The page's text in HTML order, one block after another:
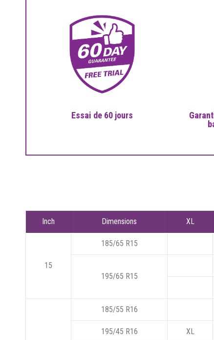
Essai de 60 jours
Inch Dimensions XL
15
185/65 R15
195/65 R15
185/55 R16
195/45 R16 XL